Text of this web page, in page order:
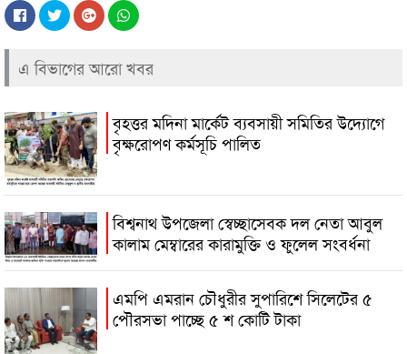
এ বিভাগের আরো খবর
বৃহত্তর মদিনা মার্কেট ব্যবসায়ী সমিতির উদ্যোগে
বৃক্ষরোপণ কর্মসূচি পালিত
বিশ্বনাথ উপজেলা স্বেচ্ছাসেবক দল নেতা আবুল
কালাম মেম্বারের কারামুক্তি ও ফুলেল সংবর্ধনা
এমপি এমরান চৌধুরীর সুপারিশে সিলেটের ৫
পৌরসভা পাচ্ছে ৫ শ কোটি টাকা